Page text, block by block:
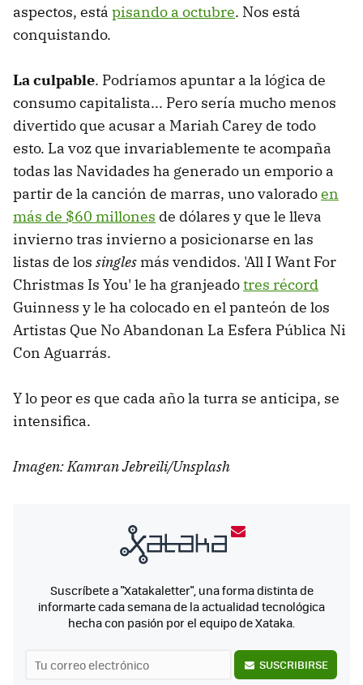
aspectos, está pisando a octubre. Nos está
conquistando.
La culpable. Podríamos apuntar a la lógica de
consumo capitalista... Pero sería mucho menos
divertido que acusar a Mariah Carey de todo
esto. La voz que invariablemente te acompaña
todas las Navidades ha generado un emporio a
partir de la canción de marras, uno valoradoen
más de $60 millones de dólares y que le lleva
invierno tras invierno a posicionarse en las
listas de los singles más vendidos. 'All I Want For
Christmas Is You' le ha granjeadotres récord
Guinness y le ha colocado en el panteón de los
Artistas Que No Abandonan La Esfera Pública Ni
Con Aguarrás.
Y lo peor es que cada año la turra se anticipa, se
intensifica.
Imagen: Kamran Jebreili/Unsplash
Suscríbete a "Xatakaletter", una forma distinta de
informarte cada semana de la actualidad tecnológica
hecha con pasión por el equipo de Xataka.
SUSCRIBIRSE